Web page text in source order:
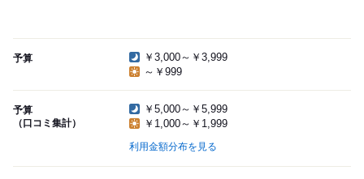
予算
￥3,000～￥3,999
～￥999
予算
（口コミ集計）
￥5,000～￥5,999
￥1,000～￥1,999
利用金額分布を見る